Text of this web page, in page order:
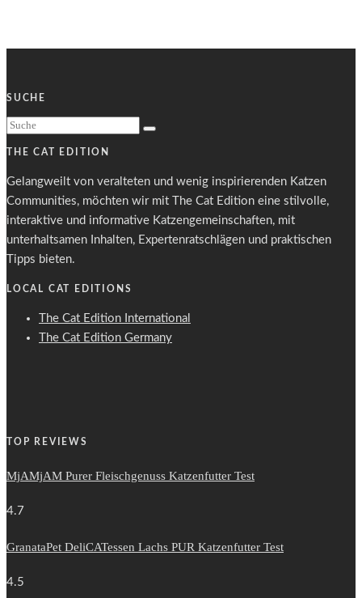
SUCHE
THE CAT EDITION
Gelangweilt von veralteten und wenig inspirierenden Katzen
Communities, möchten wir mit The Cat Edition eine stilvolle,
interaktive und informative Katzengemeinschaften, mit
unterhaltsamen Inhalten, Expertenratschlägen und praktischen
Tipps bieten.
LOCAL CAT EDITIONS
The Cat Edition International
The Cat Edition Germany
TOP REVIEWS
MjAMjAM Purer Fleischgenuss Katzenfutter Test
4.7
GranataPet DeliCATessen Lachs PUR Katzenfutter Test
4.5